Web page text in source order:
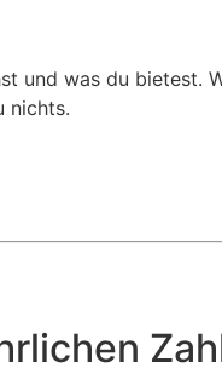
was du bietest.
nichts.